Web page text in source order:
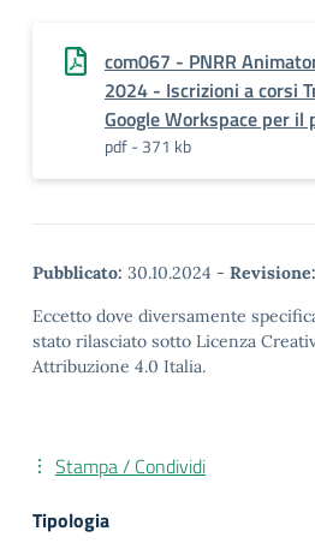
com067 - PNRR
2024 - Iscrizioni a corsi
Google Workspace per il
pdf - 371 kb
Pubblicato: 30.10.2024 - Revisione:
Eccetto dove diversamente
stato rilasciato sotto Licenza
Attribuzione 4.0 Italia.
Stampa / Condividi
Tipologia